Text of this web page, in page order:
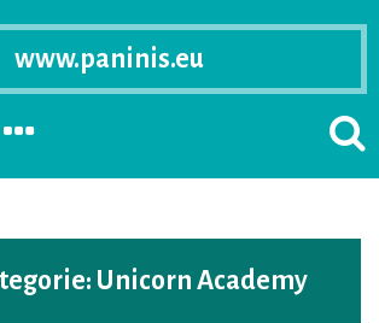
www.paninis.eu
SEKUNDÄRE
ERWEITERN
Unicorn Academy